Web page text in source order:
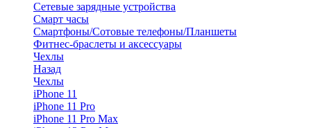
Сетевые зарядные устройства
Смарт часы
Смартфоны/Сотовые телефоны/Планшеты
Фитнес-браслеты и аксессуары
Чехлы
Назад
Чехлы
iPhone 11
iPhone 11 Pro
iPhone 11 Pro Max